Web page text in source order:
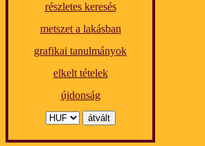
részletes keresés
metszet a lakásban
grafikai tanulmányok
elkelt tételek
újdonság